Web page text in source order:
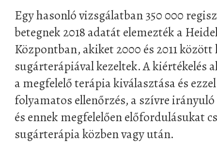
Egy hasonló vizsgálatban 350 000
betegnek 2018 adatát elemezték a
Központban, akiket 2000 és 2011
sugárterápiával kezeltek. A kiértékelés
a megfelelő terápia kiválasztása és
folyamatos ellenőrzés, a szívre
és ennek megfelelően előfordulásukat
sugárterápia közben vagy után.